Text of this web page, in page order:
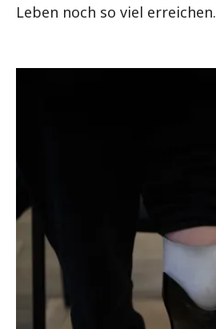
Leben noch so viel erreichen.